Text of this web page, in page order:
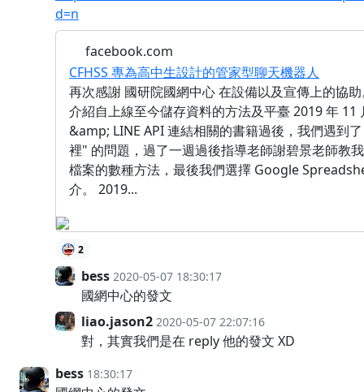
d=n
facebook.com
CFHSS 專為高中生設計的管家型聊天機器人
再次感謝 國研院國網中心 在設備以及宣傳上的協
介紹自上線至今儲存資料的方法及平臺 2019 年
&amp; LINE API 連結相關的書籍過後，我們遇到
裡" 的問題，過了一週過後指導老師謝碧景老師教
檔案的數種方法，最後我們選擇 Google
介。 2019...
2
bess 2020-05-07 18:30:17
國網中心的發文
liao.jason2 2020-05-07 22:07:16
對，其實我們是在 reply 他的發文 XD
bess 18:30:17